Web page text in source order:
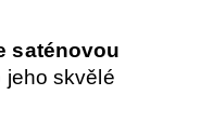
saténovou
jeho skvělé